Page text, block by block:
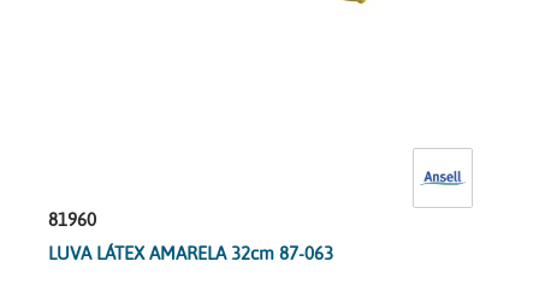
81960
LUVA LÁTEX AMARELA 32cm 87-063